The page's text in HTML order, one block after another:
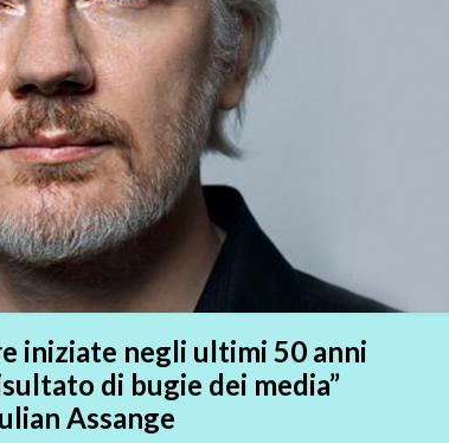
iniziate negli ultimi 50 anni
di bugie dei media”
Assange